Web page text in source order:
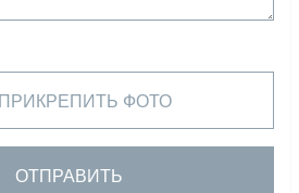
ПРИКРЕПИТЬ ФОТО
ОТПРАВИТЬ